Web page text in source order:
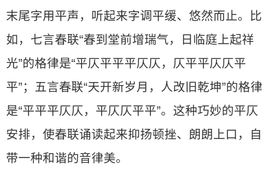
末尾字用平声，听起来字调平缓、悠然而止。比
如，七言春联“春到堂前增瑞气，日临庭上起祥
光”的格律是“平仄平平平仄仄，仄平平仄仄平
平”；五言春联“天开新岁月，人改旧乾坤”的格律
是“平平平仄仄，平仄仄平平”。这种巧妙的平仄
安排，使春联诵读起来抑扬顿挫、朗朗上口，自
带一种和谐的音律美。